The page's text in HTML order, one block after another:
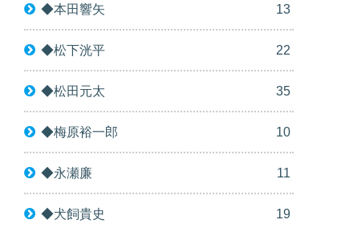
◆本田響矢 13
◆松下洸平 22
◆松田元太 35
◆梅原裕一郎 10
◆永瀬廉 11
◆犬飼貴史 19